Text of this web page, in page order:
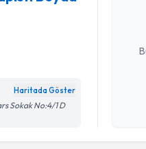
Haritada Göster
Sokak No:4/1 D
Randevu